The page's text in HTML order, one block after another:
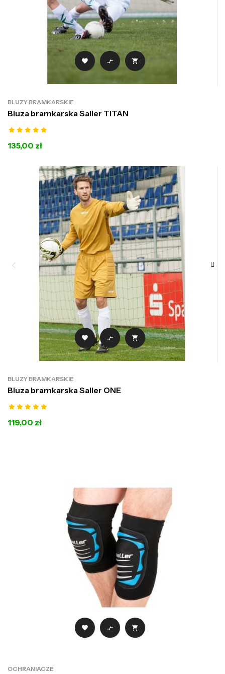
  
BLUZY BRAMKARSKIE
Bluza bramkarska Saller TITAN
135,00 zł
  
BLUZY BRAMKARSKIE
Bluza bramkarska Saller ONE
119,00 zł
  
OCHRANIACZE